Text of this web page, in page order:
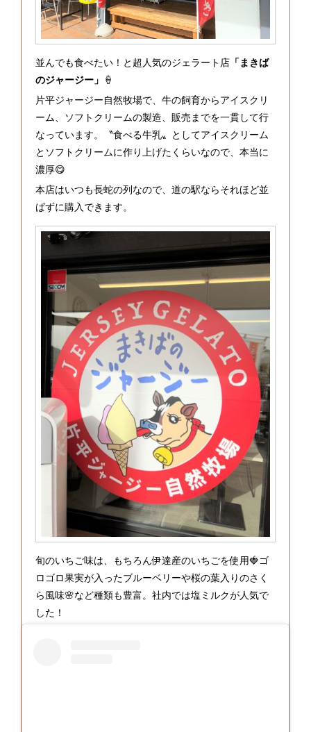
並んでも食べたい！と超人気のジェラート店「まきば
のジャージー」
🍦
片平ジャージー自然牧場で、牛の飼育からアイスクリ
ーム、ソフトクリームの製造、販売までを一貫して行
なっています。〝食べる牛乳〟としてアイスクリーム
とソフトクリームに作り上げたくらいなので、本当に
濃厚😋
本店はいつも長蛇の列なので、道の駅ならそれほど並
ばずに購入できます。
旬のいちご味は、もちろん伊達産のいちごを使用🍓ゴ
ロゴロ果実が入ったブルーベリーや桜の葉入りのさく
ら風味🌸など種類も豊富。社内では塩ミルクが人気で
した！